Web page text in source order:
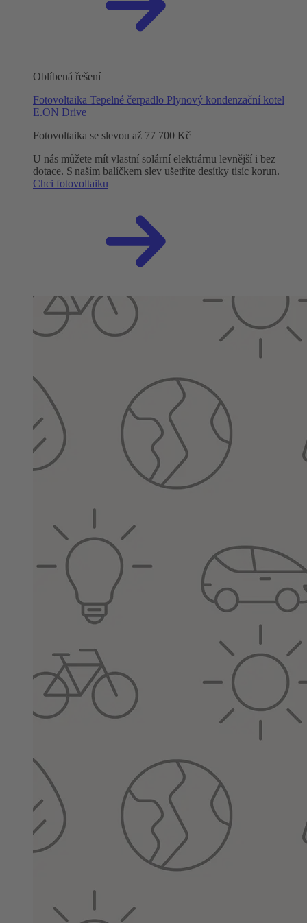
Oblíbená řešení
Fotovoltaika Tepelné čerpadlo Plynový kondenzační kotel
E.ON Drive
Fotovoltaika se slevou až 77 700 Kč
U nás můžete mít vlastní solární elektrárnu levnější i bez
dotace. S naším balíčkem slev ušetříte desítky tisíc korun.
Chci fotovoltaiku